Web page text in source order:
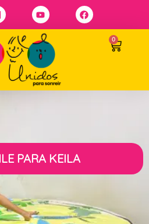
0
PARA KEILA